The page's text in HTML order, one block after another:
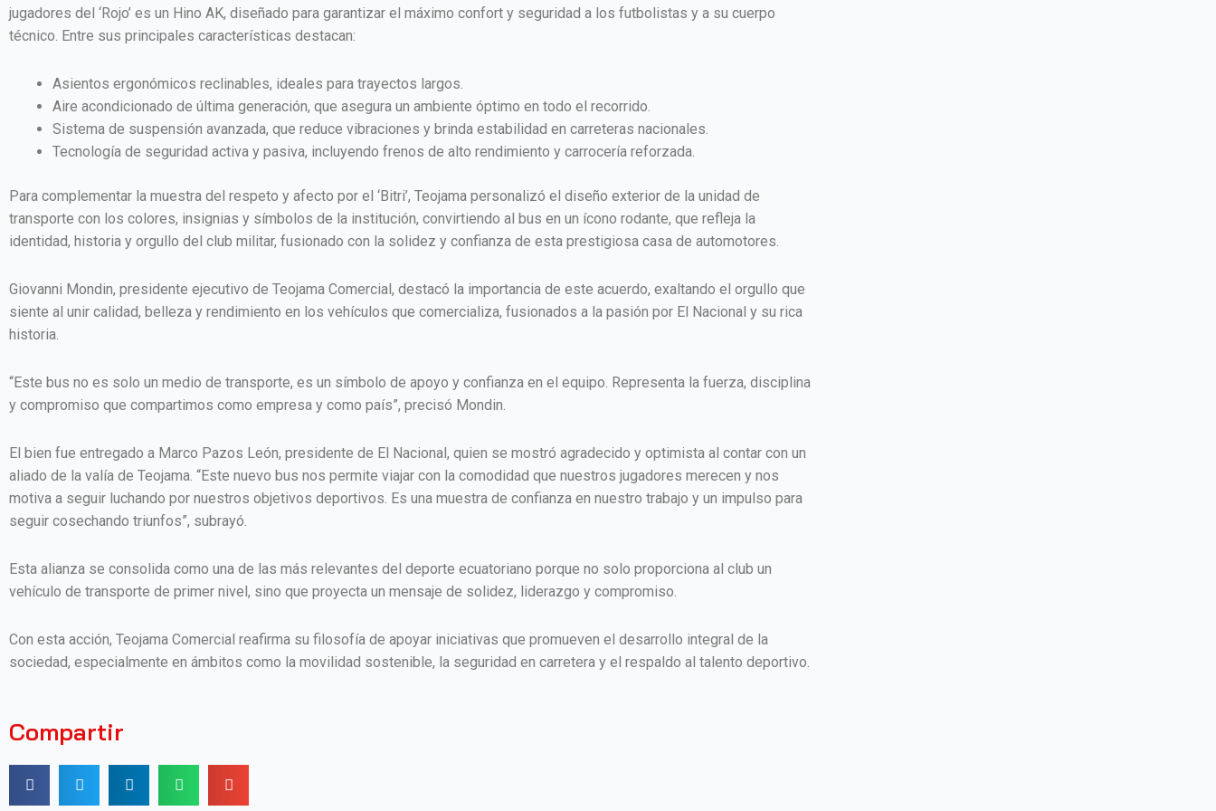
jugadores del ‘Rojo’ es un Hino AK, diseñado para garantizar el máximo confort y seguridad a los futbolistas y a su cuerpo
técnico. Entre sus principales características destacan:
Asientos ergonómicos reclinables, ideales para trayectos largos.
Aire acondicionado de última generación, que asegura un ambiente óptimo en todo el recorrido.
Sistema de suspensión avanzada, que reduce vibraciones y brinda estabilidad en carreteras nacionales.
Tecnología de seguridad activa y pasiva, incluyendo frenos de alto rendimiento y carrocería reforzada.
Para complementar la muestra del respeto y afecto por el ‘Bitri’, Teojama personalizó el diseño exterior de la unidad de
transporte con los colores, insignias y símbolos de la institución, convirtiendo al bus en un ícono rodante, que refleja la
identidad, historia y orgullo del club militar, fusionado con la solidez y confianza de esta prestigiosa casa de automotores.
Giovanni Mondin, presidente ejecutivo de Teojama Comercial, destacó la importancia de este acuerdo, exaltando el orgullo que
siente al unir calidad, belleza y rendimiento en los vehículos que comercializa, fusionados a la pasión por El Nacional y su rica
historia.
“Este bus no es solo un medio de transporte, es un símbolo de apoyo y confianza en el equipo. Representa la fuerza, disciplina
y compromiso que compartimos como empresa y como país”, precisó Mondin.
El bien fue entregado a Marco Pazos León, presidente de El Nacional, quien se mostró agradecido y optimista al contar con un
aliado de la valía de Teojama. “Este nuevo bus nos permite viajar con la comodidad que nuestros jugadores merecen y nos
motiva a seguir luchando por nuestros objetivos deportivos. Es una muestra de confianza en nuestro trabajo y un impulso para
seguir cosechando triunfos”, subrayó.
Esta alianza se consolida como una de las más relevantes del deporte ecuatoriano porque no solo proporciona al club un
vehículo de transporte de primer nivel, sino que proyecta un mensaje de solidez, liderazgo y compromiso.
Con esta acción, Teojama Comercial reafirma su filosofía de apoyar iniciativas que promueven el desarrollo integral de la
sociedad, especialmente en ámbitos como la movilidad sostenible, la seguridad en carretera y el respaldo al talento deportivo.
Compartir